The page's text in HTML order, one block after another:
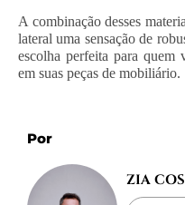
A combinação desses
lateral uma sensação de
escolha perfeita para quem
em suas peças de mobiliário.
Por
ZIA